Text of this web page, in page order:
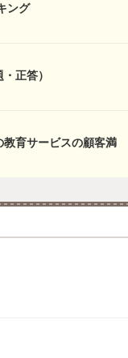
ング
正答）
教育サービスの顧客満